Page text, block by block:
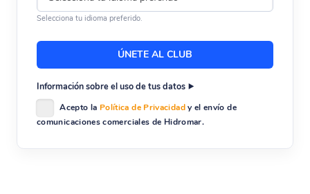
Selecciona tu idioma preferido.
Información sobre el uso de tus datos
Acepto la Política de Privacidady el envío de
comunicaciones comerciales de Hidromar.